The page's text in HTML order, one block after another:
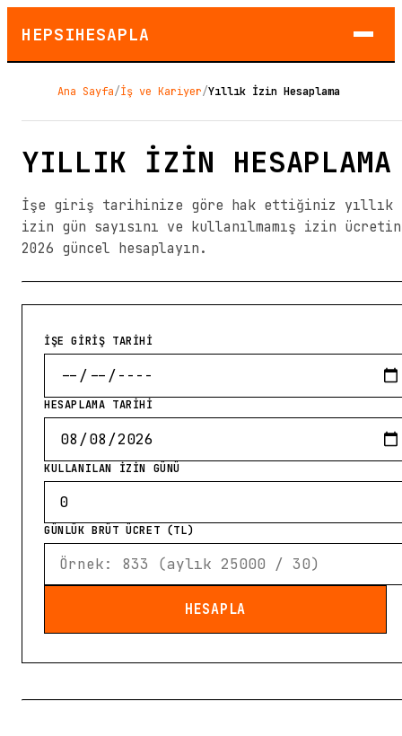
HEPSIHESAPLA
Ana Sayfa/İş ve Kariyer/Yıllık İzin Hesaplama
YILLIK İZIN HESAPLAMA
İşe giriş tarihinize göre hak ettiğiniz yıllık
izin gün sayısını ve kullanılmamış izin
2026 güncel hesaplayın.
İŞE GİRİŞ TARİHİ
HESAPLAMA TARİHİ
KULLANILAN İZİN GÜNÜ
GÜNLÜK BRÜT ÜCRET (TL)
HESAPLA